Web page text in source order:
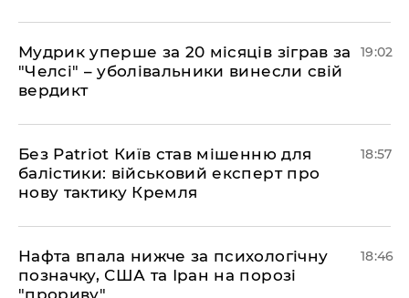
​Мудрик уперше за 20 місяців зіграв за
"Челсі" – уболівальники винесли свій
вердикт
19:02
​Без Patriot Київ став мішенню для
балістики: військовий експерт про
нову тактику Кремля
18:57
​Нафта впала нижче за психологічну
позначку, США та Іран на порозі
"прориву"
18:46